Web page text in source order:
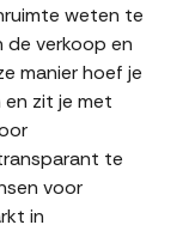
weten te
de verkoop en
manier hoef je
zit je met
te
voor
in